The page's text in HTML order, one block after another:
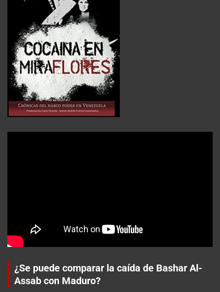
¿Se puede comparar la caída de Bashar Al-
Assab con Maduro?